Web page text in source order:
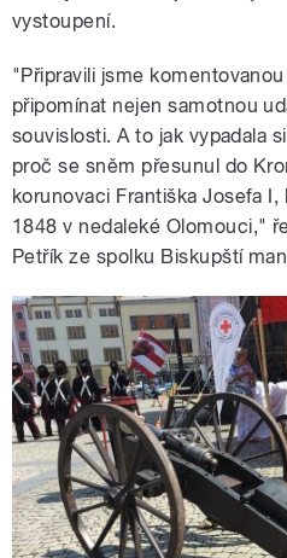
vystoupení.
"Připravili jsme
připomínat nejen samotnou
souvislosti. A to jak vypadala
proč se sněm přesunul do
korunovaci Františka Josefa
1848 v nedaleké Olomouci,"
Petřík ze spolku Biskupští